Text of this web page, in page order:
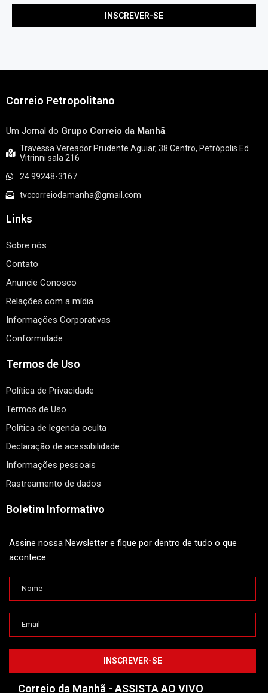
Correio Petropolitano
Um Jornal do Grupo Correio da Manhã.
Travessa Vereador Prudente Aguiar, 38 Centro, Petrópolis Ed.
Vitrinni sala 216
24 99248-3167
tvccorreiodamanha@gmail.com
Links
Sobre nós
Contato
Anuncie Conosco
Relações com a mídia
Informações Corporativas
Conformidade
Termos de Uso
Política de Privacidade
Termos de Uso
Política de legenda oculta
Declaração de acessibilidade
Informações pessoais
Rastreamento de dados
Boletim Informativo
Assine nossa Newsletter e fique por dentro de tudo o que
acontece.
Correio da Manhã - ASSISTA AO VIVO